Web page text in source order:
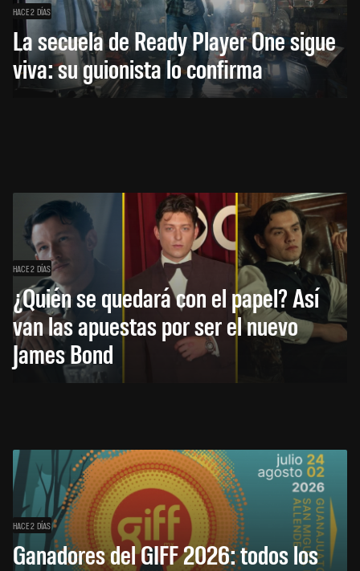
HACE 2 DÍAS
La secuela de Ready Player One sigue
viva: su guionista lo confirma
HACE 2 DÍAS
¿Quién se quedará con el papel? Así
van las apuestas por ser el nuevo
James Bond
HACE 2 DÍAS
Ganadores del GIFF 2026: todos los